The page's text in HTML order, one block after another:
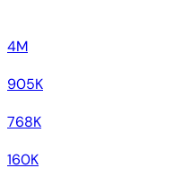
4M
905K
768K
160K